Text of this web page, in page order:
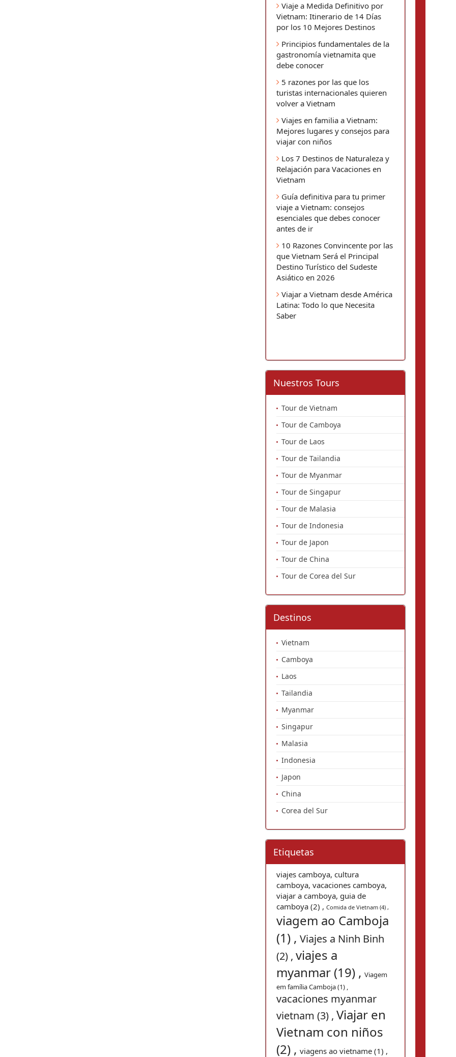
Viaje a Medida Definitivo por
Vietnam: Itinerario de 14 Días
por los 10 Mejores Destinos
Principios fundamentales de la
gastronomía vietnamita que
debe conocer
5 razones por las que los
turistas internacionales quieren
volver a Vietnam
Viajes en familia a Vietnam:
Mejores lugares y consejos para
viajar con niños
Los 7 Destinos de Naturaleza y
Relajación para Vacaciones en
Vietnam
Guía definitiva para tu primer
viaje a Vietnam: consejos
esenciales que debes conocer
antes de ir
10 Razones Convincente por las
que Vietnam Será el Principal
Destino Turístico del Sudeste
Asiático en 2026
Viajar a Vietnam desde América
Latina: Todo lo que Necesita
Saber
Nuestros Tours
Tour de Vietnam
Tour de Camboya
Tour de Laos
Tour de Tailandia
Tour de Myanmar
Tour de Singapur
Tour de Malasia
Tour de Indonesia
Tour de Japon
Tour de China
Tour de Corea del Sur
Destinos
Vietnam
Camboya
Laos
Tailandia
Myanmar
Singapur
Malasia
Indonesia
Japon
China
Corea del Sur
Etiquetas
viajes camboya, cultura
camboya, vacaciones camboya,
viajar a camboya, guia de
camboya (2) , Comida de Vietnam (4) ,
viagem ao Camboja
(1) , Viajes a Ninh Binh
(2) , viajes a
myanmar (19) , Viagem
em família Camboja (1) ,
vacaciones myanmar
vietnam (3) , Viajar en
Vietnam con niños
(2) , viagens ao vietname (1) ,